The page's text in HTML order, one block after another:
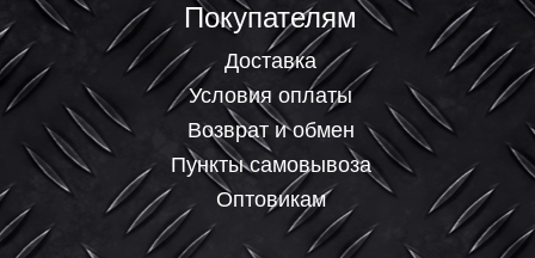
Покупателям
Доставка
Условия оплаты
Возврат и обмен
Пункты самовывоза
Оптовикам